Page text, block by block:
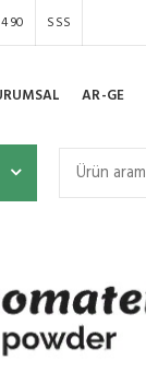
90 SSS
AR-GE